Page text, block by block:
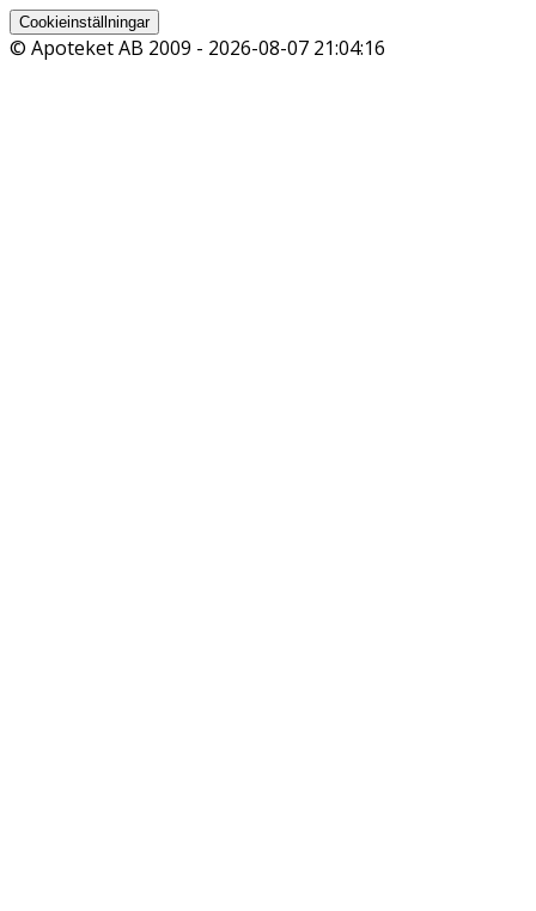
Cookieinställningar
© Apoteket AB 2009 - 2026-08-07 21:04:16